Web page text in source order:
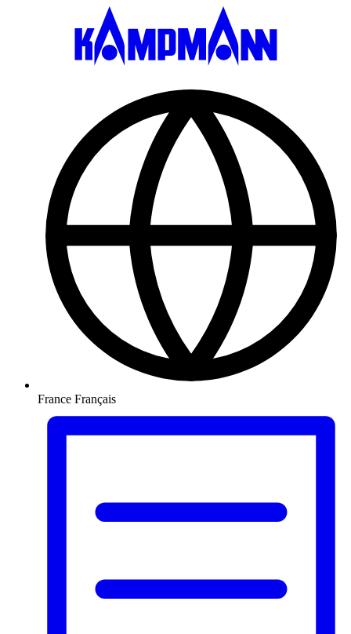
France Français